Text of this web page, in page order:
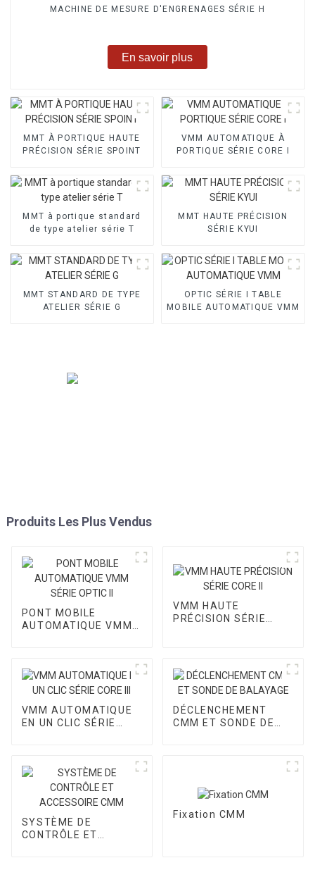
MACHINE DE MESURE D'ENGRENAGES SÉRIE H
En savoir plus
MMT À PORTIQUE HAUTE
PRÉCISION SÉRIE SPOINT
VMM AUTOMATIQUE À
PORTIQUE SÉRIE CORE I
MMT à portique standard
de type atelier série T
MMT HAUTE PRÉCISION
SÉRIE KYUI
MMT STANDARD DE TYPE
ATELIER SÉRIE G
OPTIC SÉRIE I TABLE
MOBILE AUTOMATIQUE VMM
Produits Les Plus Vendus
PONT MOBILE
AUTOMATIQUE VMM
VMM HAUTE
PRÉCISION SÉRIE
VMM AUTOMATIQUE
EN UN CLIC SÉRIE
DÉCLENCHEMENT
CMM ET SONDE DE
SYSTÈME DE
CONTRÔLE ET
Fixation CMM